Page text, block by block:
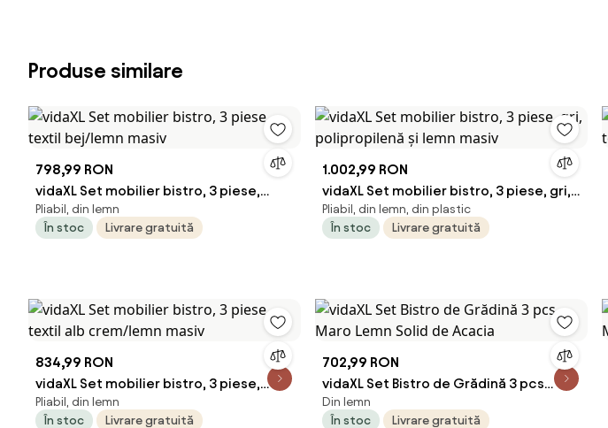
Produse similare
798,99 RON
vidaXL Set mobilier bistro, 3 piese,
textil bej/lemn masiv
Pliabil, din lemn
În stoc
Livrare gratuită
1.002,99 RON
vidaXL Set mobilier bistro, 3 piese, gri,
polipropilenă și lemn masiv
Pliabil, din lemn, din plastic
În stoc
Livrare gratuită
834,99 RON
vidaXL Set mobilier bistro, 3 piese,
textil alb crem/lemn masiv
Pliabil, din lemn
În stoc
Livrare gratuită
702,99 RON
vidaXL Set Bistro de Grădină 3 pcs
Maro Lemn Solid de Acacia
Din lemn
În stoc
Livrare gratuită